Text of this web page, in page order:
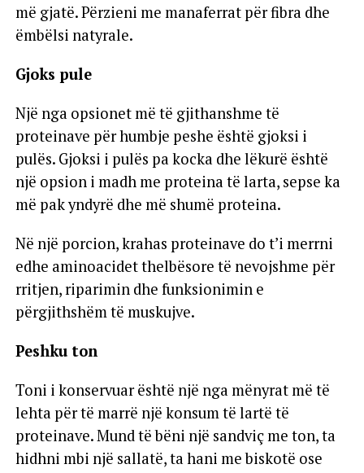
më gjatë. Përzieni me manaferrat për fibra dhe
ëmbëlsi natyrale.
Gjoks pule
Një nga opsionet më të gjithanshme të
proteinave për humbje peshe është gjoksi i
pulës. Gjoksi i pulës pa kocka dhe lëkurë është
një opsion i madh me proteina të larta, sepse ka
më pak yndyrë dhe më shumë proteina.
Në një porcion, krahas proteinave do t’i merrni
edhe aminoacidet thelbësore të nevojshme për
rritjen, riparimin dhe funksionimin e
përgjithshëm të muskujve.
Peshku ton
Toni i konservuar është një nga mënyrat më të
lehta për të marrë një konsum të lartë të
proteinave. Mund të bëni një sandviç me ton, ta
hidhni mbi një sallatë, ta hani me biskotë ose